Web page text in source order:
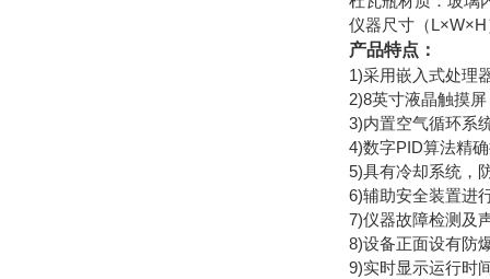
仪器尺寸（
产品特点：
1)采用嵌入式处理
2)8英寸液晶触摸
3)内置空气循环系
4)数字PID算法精
5)具有冷却系统，
6)辅助安全装置进
7)仪器故障检测及
8)设备正面设有防
9)实时显示运行时